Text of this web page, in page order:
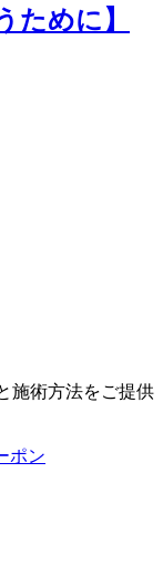
ために】
施術方法をご提供